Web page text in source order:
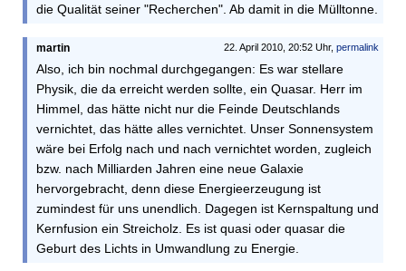
die Qualität seiner "Recherchen". Ab damit in die Mülltonne.
22. April 2010, 20:52 Uhr, permalink
martin
Also, ich bin nochmal durchgegangen: Es war stellare
Physik, die da erreicht werden sollte, ein Quasar. Herr im
Himmel, das hätte nicht nur die Feinde Deutschlands
vernichtet, das hätte alles vernichtet. Unser Sonnensystem
wäre bei Erfolg nach und nach vernichtet worden, zugleich
bzw. nach Milliarden Jahren eine neue Galaxie
hervorgebracht, denn diese Energieerzeugung ist
zumindest für uns unendlich. Dagegen ist Kernspaltung und
Kernfusion ein Streicholz. Es ist quasi oder quasar die
Geburt des Lichts in Umwandlung zu Energie.